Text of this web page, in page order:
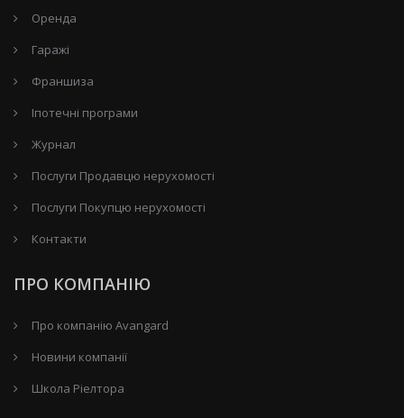
Оренда
Гаражі
Франшиза
Іпотечні програми
Журнал
Послуги Продавцю нерухомості
Послуги Покупцю нерухомості
Контакти
ПРО КОМПАНІЮ
Про компанію Avangard
Новини компанії
Школа Ріелтора